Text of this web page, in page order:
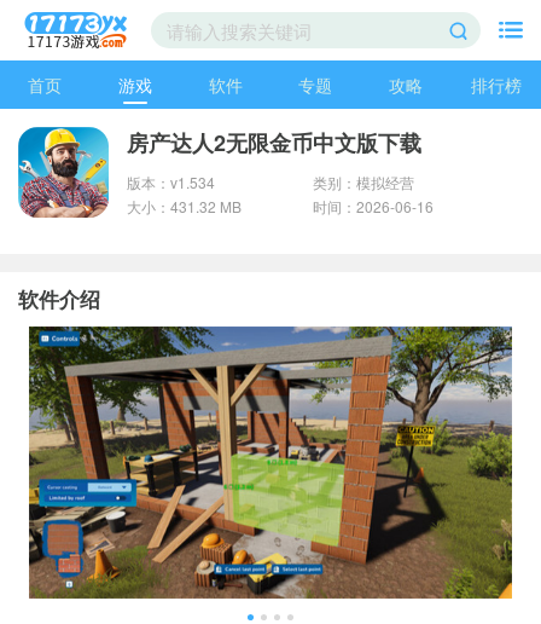
首页 游戏 软件 专题 攻略 排行榜
房产达人2无限金币中文版下载
版本：v1.534
类别：模拟经营
大小：431.32 MB
时间：2026-06-16
软件介绍